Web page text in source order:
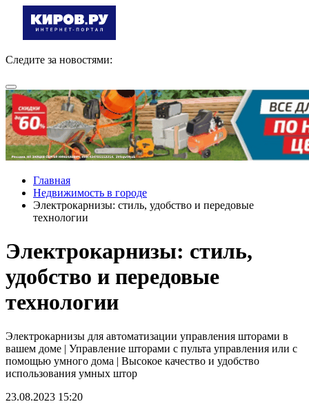
Следите за новостями:
Главная
Недвижимость в городе
Электрокарнизы: стиль, удобство и передовые
технологии
Электрокарнизы: стиль,
удобство и передовые
технологии
Электрокарнизы для автоматизации управления шторами в
вашем доме | Управление шторами с пульта управления или с
помощью умного дома | Высокое качество и удобство
использования умных штор
23.08.2023 15:20